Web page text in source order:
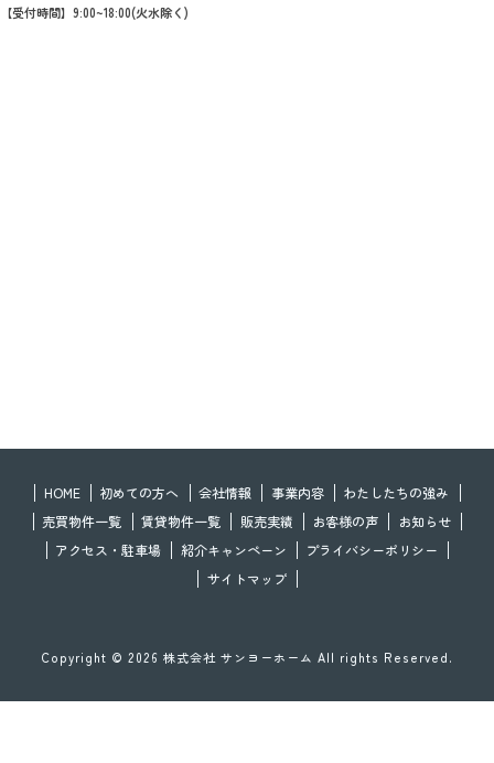
【受付時間】9:00~18:00(火水除く)
HOME 初めての方へ 会社情報 事業内容
わたしたちの強み
売買物件一覧
賃貸物件一覧 販売実績 お客様の声
お知らせ
アクセス・駐車場
紹介キャンペーン
プライバシーポリシー
サイトマップ
Copyright © 2026 株式会社 サンヨーホーム All rights Reserved.